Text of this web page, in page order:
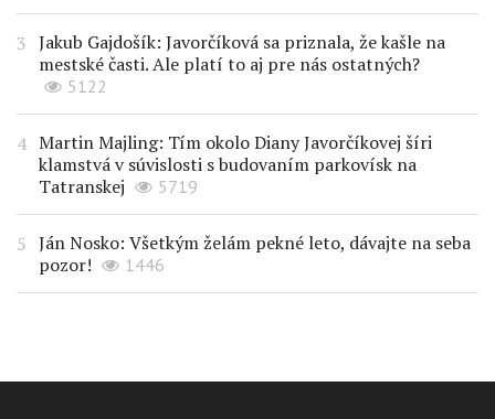
Jakub Gajdošík: Javorčíková sa priznala, že kašle na
mestské časti. Ale platí to aj pre nás ostatných?
5122
Martin Majling: Tím okolo Diany Javorčíkovej šíri
klamstvá v súvislosti s budovaním parkovísk na
Tatranskej
5719
Ján Nosko: Všetkým želám pekné leto, dávajte na seba
pozor!
1446